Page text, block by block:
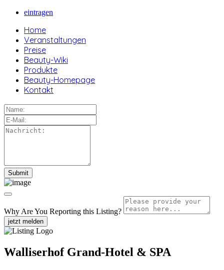
eintragen
Home
Veranstaltungen
Preise
Beauty-Wiki
Produkte
Beauty-Homepage
Kontakt
Why Are You Reporting this Listing?
jetzt melden
Walliserhof Grand-Hotel & SPA